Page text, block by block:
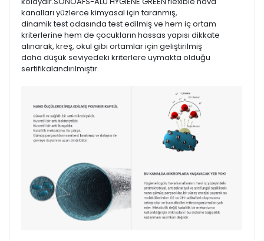
kanalları yüzlerce kimyasal için taranmış,
dinamik test odasında test edilmiş ve hem iç ortam
kriterlerine hem de çocukların hassas yapısı dikkate
alınarak, kreş, okul gibi ortamlar için geliştirilmiş
daha düşük seviyedeki kriterlere uymakta olduğu
sertifikalandırılmıştır.